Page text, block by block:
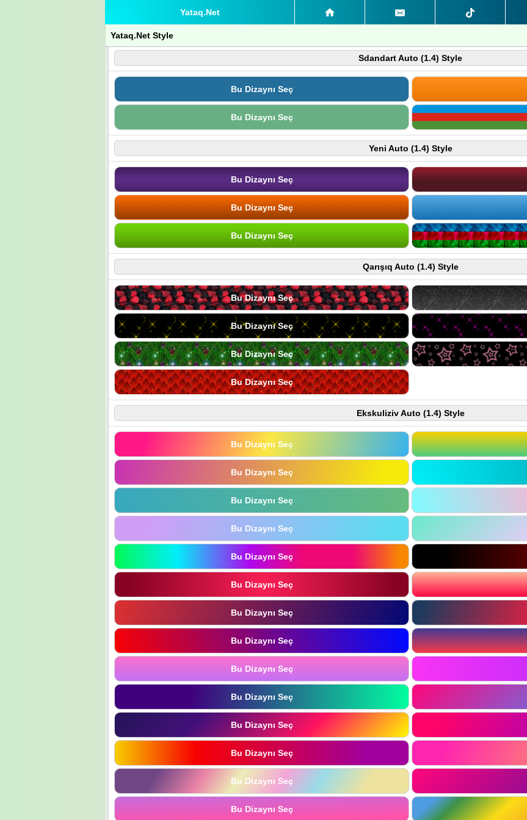
Yataq.Net
Yataq.Net Style
Sdandart Auto (1.4) Style
Bu Dizaynı Seç
Bu Dizaynı Seç
Yeni Auto (1.4) Style
Bu Dizaynı Seç
Bu Dizaynı Seç
Bu Dizaynı Seç
Qarışıq Auto (1.4) Style
Bu Dizaynı Seç
Bu Dizaynı Seç
Bu Dizaynı Seç
Bu Dizaynı Seç
Ekskuliziv Auto (1.4) Style
Bu Dizaynı Seç
Bu Dizaynı Seç
Bu Dizaynı Seç
Bu Dizaynı Seç
Bu Dizaynı Seç
Bu Dizaynı Seç
Bu Dizaynı Seç
Bu Dizaynı Seç
Bu Dizaynı Seç
Bu Dizaynı Seç
Bu Dizaynı Seç
Bu Dizaynı Seç
Bu Dizaynı Seç
Bu Dizaynı Seç